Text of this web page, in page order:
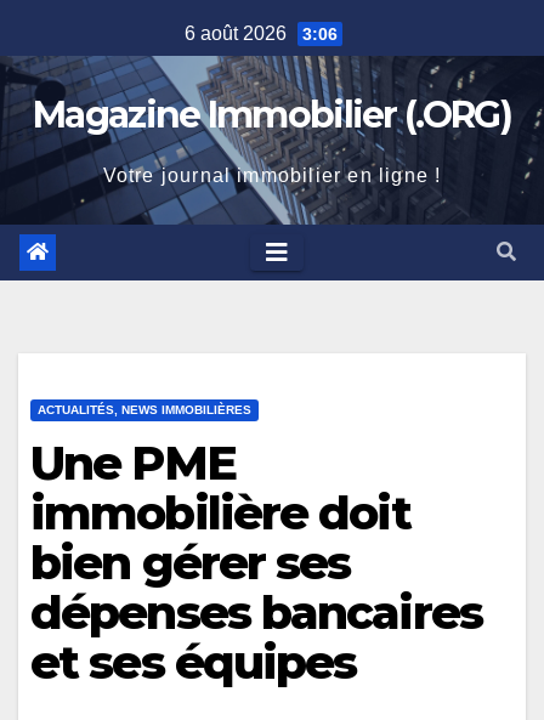
to
content
6 août 2026 3:06
Magazine Immobilier (.ORG)
Votre journal immobilier en ligne !
ACTUALITÉS, NEWS IMMOBILIÈRES
Une PME
immobilière doit
bien gérer ses
dépenses bancaires
et ses équipes